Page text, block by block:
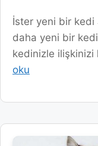
İster yeni bir kedi
daha yeni bir
kedinizle ilişkinizi
oku